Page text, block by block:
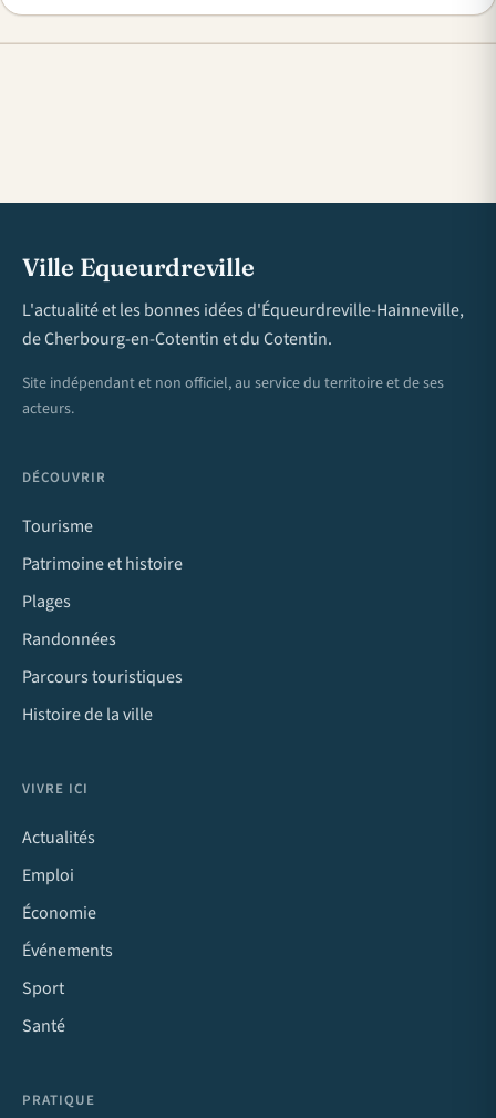
Ville Equeurdreville
L'actualité et les bonnes idées d'Équeurdreville-Hainneville,
de Cherbourg-en-Cotentin et du Cotentin.
Site indépendant et non officiel, au service du territoire et de ses
acteurs.
DÉCOUVRIR
Tourisme
Patrimoine et histoire
Plages
Randonnées
Parcours touristiques
Histoire de la ville
VIVRE ICI
Actualités
Emploi
Économie
Événements
Sport
Santé
PRATIQUE